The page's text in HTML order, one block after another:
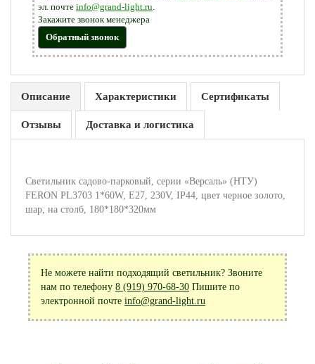
эл. почте info@grand-light.ru.
Закажите звонок менеджера
Обратный звонок
Описание Характеристики Сертификаты
Отзывы Доставка и логистика
Светильник садово-парковый, серии «Версаль» (НТУ)
FERON PL3703 1*60W, E27, 230V, IP44, цвет черное золото,
шар, на столб, 180*180*320мм
Не можете найти подходящий светильник? Звоните
нам по телефону 8 (919) 970-68-30 Пишите по
электронной почте info@grand-light.ru